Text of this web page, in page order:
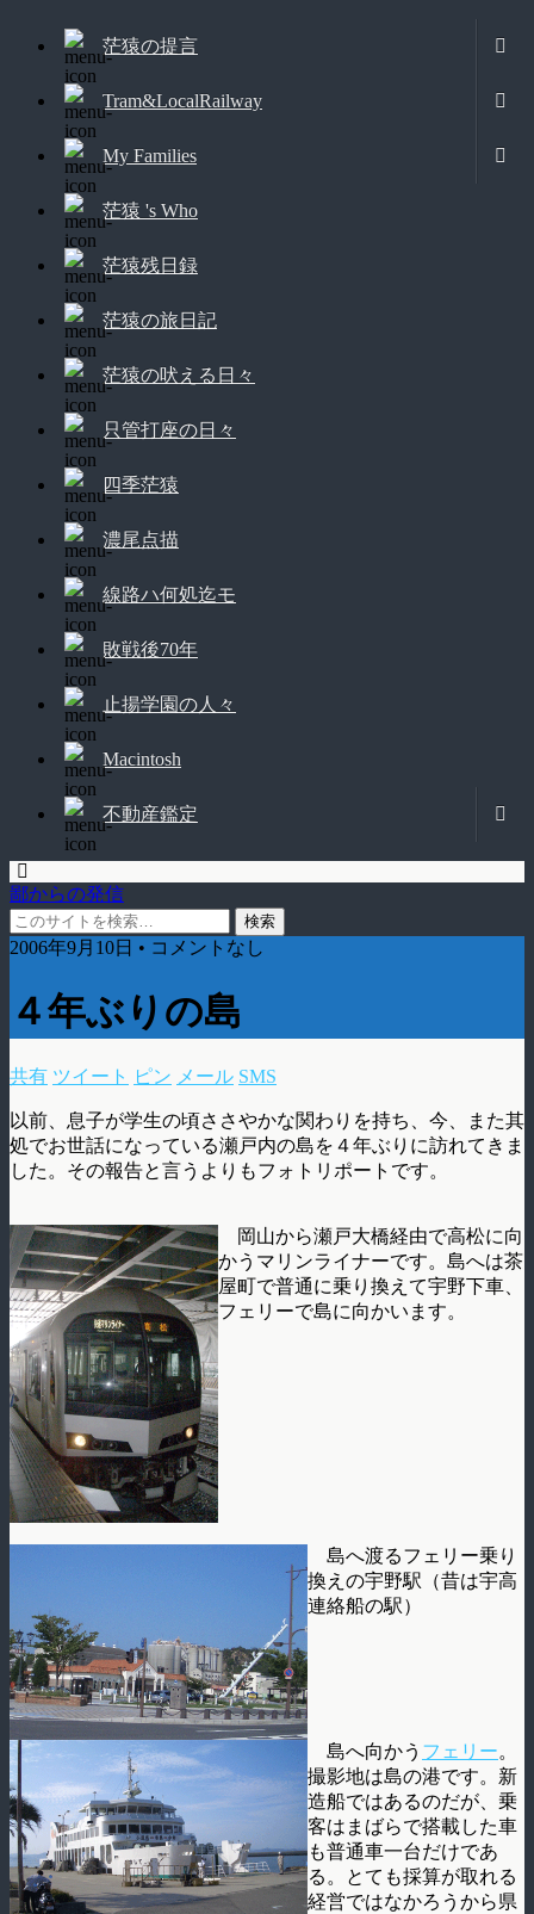
茫猿の提言
Tram&LocalRailway
My Families
茫猿 's Who
茫猿残日録
茫猿の旅日記
茫猿の吠える日々
只管打座の日々
四季茫猿
濃尾点描
線路ハ何処迄モ
敗戦後70年
止揚学園の人々
Macintosh
不動産鑑定
鄙からの発信
2006年9月10日 • コメントなし
４年ぶりの島
共有 ツイート ピン メール SMS
以前、息子が学生の頃ささやかな関わりを持ち、今、また其
処でお世話になっている瀬戸内の島を４年ぶりに訪れてきま
した。その報告と言うよりもフォトリポートです。
岡山から瀬戸大橋経由で高松に向
かうマリンライナーです。島へは茶
屋町で普通に乗り換えて宇野下車、
フェリーで島に向かいます。
島へ渡るフェリー乗り
換えの宇野駅（昔は宇高
連絡船の駅）
島へ向かう フェリー。
撮影地は島の港です。新
造船ではあるのだが、乗
客はまばらで搭載した車
も普通車一台だけであ
る。とても採算が取れる
経営ではなかろうから県